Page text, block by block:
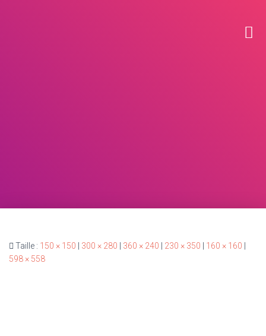
Taille : 150 × 150 300 × 280 360 × 240 230 × 350 160 × 160
598 × 558